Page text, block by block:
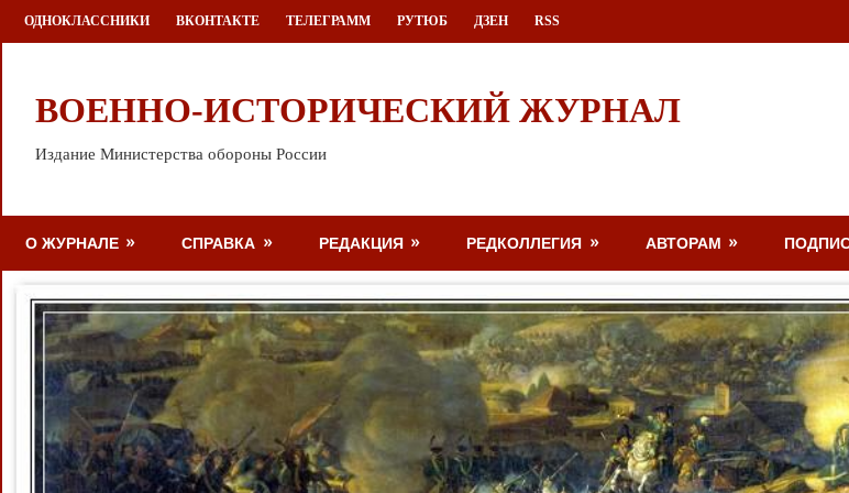
Перейти
к
ОДНОКЛАССНИКИ ВКОНТАКТЕ ТЕЛЕГРАММ РУТЮБ ДЗЕН RSS
ВОЕННО-ИСТОРИЧЕСКИЙ ЖУРНАЛ
Издание Министерства обороны России
О ЖУРНАЛЕ СПРАВКА РЕДАКЦИЯ РЕДКОЛЛЕГИЯ АВТОРАМ